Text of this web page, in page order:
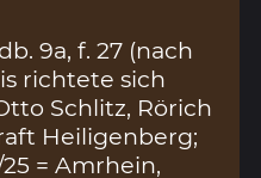
9a, f. 27 (nach
richtete sich
Schlitz, Rörich
Heiligenberg;
= Amrhein,